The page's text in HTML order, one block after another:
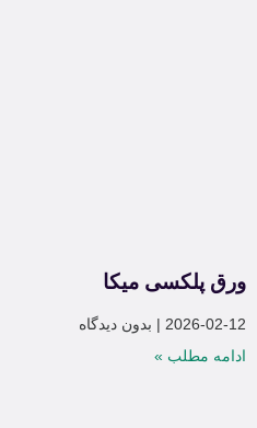
ورق پلکسی میکا
2026-02-12
بدون دیدگاه
ادامه مطلب »